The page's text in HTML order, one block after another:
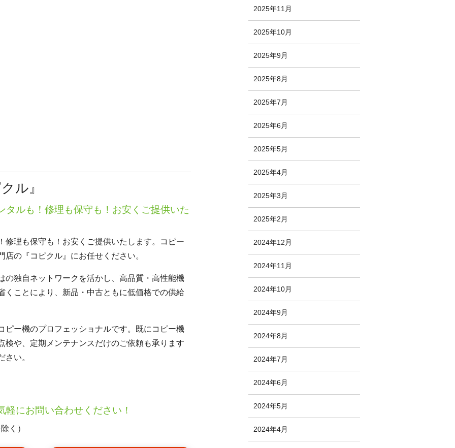
ル』
タルも！修理も保守も！お安くご提供いた
修理も保守も！お安くご提供いたします。コピー
の『コピクル』にお任せください。
の独自ネットワークを活かし、高品質・高性能機
くことにより、新品・中古ともに低価格での供給
ピー機のプロフェッショナルです。既にコピー機
検や、定期メンテナンスだけのご依頼も承ります
さい。
にお問い合わせください！
く）
2025年11月
2025年10月
2025年9月
2025年8月
2025年7月
2025年6月
2025年5月
2025年4月
2025年3月
2025年2月
2024年12月
2024年11月
2024年10月
2024年9月
2024年8月
2024年7月
2024年6月
2024年5月
2024年4月